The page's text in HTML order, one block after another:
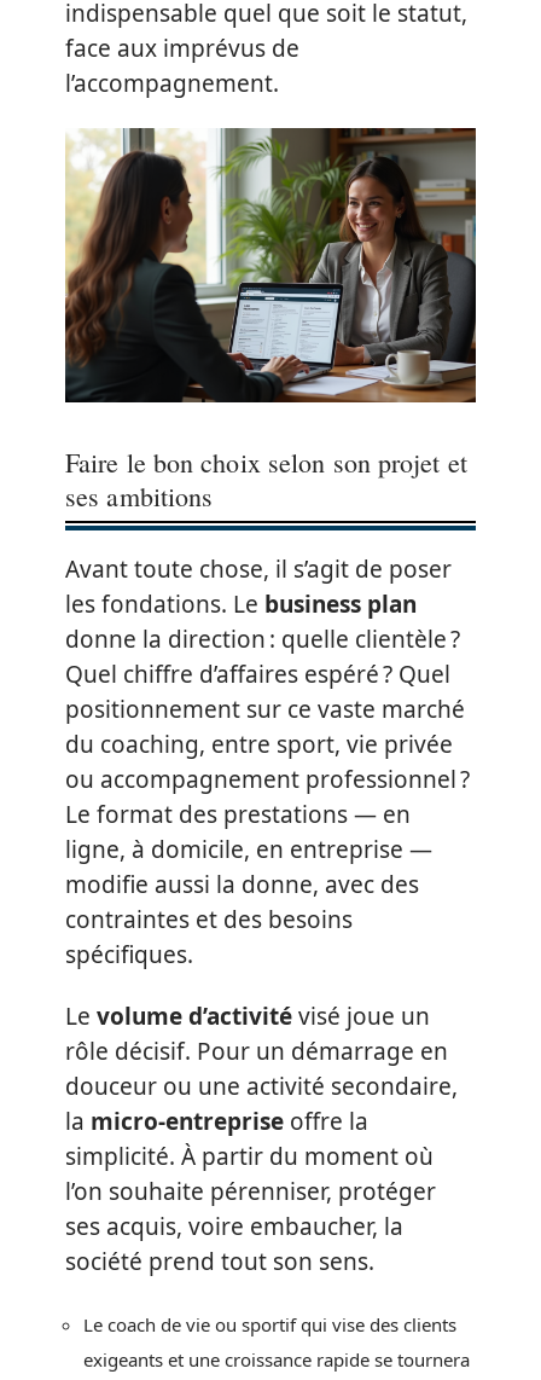
indispensable quel que soit le statut,
face aux imprévus de
l’accompagnement.
Faire le bon choix selon son projet et
ses ambitions
Avant toute chose, il s’agit de poser
les fondations. Le business plan
donne la direction : quelle clientèle ?
Quel chiffre d’affaires espéré ? Quel
positionnement sur ce vaste marché
du coaching, entre sport, vie privée
ou accompagnement professionnel ?
Le format des prestations — en
ligne, à domicile, en entreprise —
modifie aussi la donne, avec des
contraintes et des besoins
spécifiques.
Le volume d’activitévisé joue un
rôle décisif. Pour un démarrage en
douceur ou une activité secondaire,
la micro-entreprise offre la
simplicité. À partir du moment où
l’on souhaite pérenniser, protéger
ses acquis, voire embaucher, la
société prend tout son sens.
Le coach de vie ou sportif qui vise des clients
exigeants et une croissance rapide se tournera